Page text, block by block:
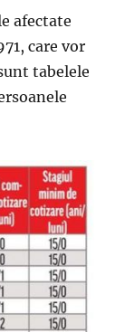
afectate
care vor
tabelele